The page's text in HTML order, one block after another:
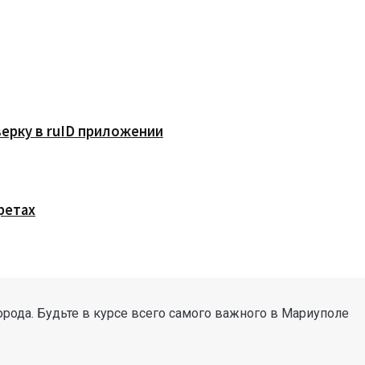
в ruID приложении
Будьте в курсе всего самого важного в Мариуполе